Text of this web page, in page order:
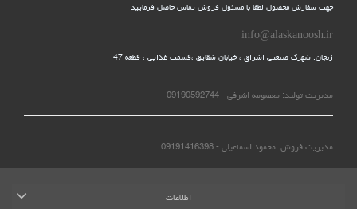
جهت سفارش محصول لطفا با مسئول فروش تماس حاصل فرمایید
info@alaskanoosh.ir
زنجان: شهرک صنعتی اشراق ، خیابان شقایق ،قسمت غذایی ، قطعه 47
مدیریت تولید: معصومه اشرفی - 09190592744
مدیریت فروش: محمود اسماعیلی - 09191416398
اطلاعات